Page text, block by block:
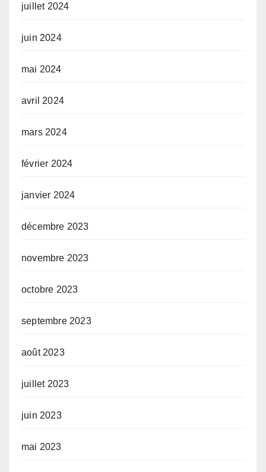
juillet 2024
juin 2024
mai 2024
avril 2024
mars 2024
février 2024
janvier 2024
décembre 2023
novembre 2023
octobre 2023
septembre 2023
août 2023
juillet 2023
juin 2023
mai 2023